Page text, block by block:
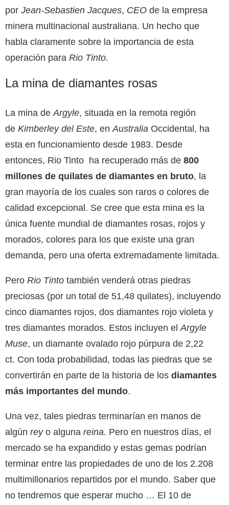
por Jean-Sebastien Jacques, CEO de la empresa
minera multinacional australiana. Un hecho que
habla claramente sobre la importancia de esta
operación para Rio Tinto.
La mina de diamantes rosas
La mina de Argyle, situada en la remota región
de Kimberley del Este, en Australia Occidental, ha
esta en funcionamiento desde 1983. Desde
entonces, Rio Tinto ha recuperado más de 800
millones de quilates de diamantes en bruto, la
gran mayoría de los cuales son raros o colores de
calidad excepcional. Se cree que esta mina es la
única fuente mundial de diamantes rosas, rojos y
morados, colores para los que existe una gran
demanda, pero una oferta extremadamente limitada.
Pero Rio Tinto también venderá otras piedras
preciosas (por un total de 51,48 quilates), incluyendo
cinco diamantes rojos, dos diamantes rojo violeta y
tres diamantes morados. Estos incluyen el Argyle
Muse, un diamante ovalado rojo púrpura de 2,22
ct. Con toda probabilidad, todas las piedras que se
convertirán en parte de la historia de los diamantes
más importantes del mundo.
Una vez, tales piedras terminarían en manos de
algún reyo alguna reina. Pero en nuestros días, el
mercado se ha expandido y estas gemas podrían
terminar entre las propiedades de uno de los 2.208
multimillonarios repartidos por el mundo. Saber que
no tendremos que esperar mucho … El 10 de